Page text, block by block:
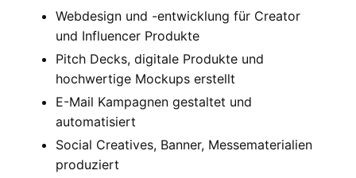
Webdesign und -entwicklung für Creator
und Influencer Produkte
Pitch Decks, digitale Produkte und
hochwertige Mockups erstellt
E-Mail Kampagnen gestaltet und
automatisiert
Social Creatives, Banner, Messematerialien
produziert